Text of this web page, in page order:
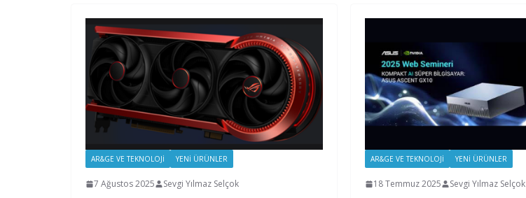
AR&GE VE TEKNOLOJI YENI ÜRÜNLER
7 Ağustos 2025 Sevgi Yılmaz Selçok
AR&GE VE TEKNOLOJI YENI ÜRÜNLER
18 Temmuz 2025 Sevgi Yılmaz Selçok